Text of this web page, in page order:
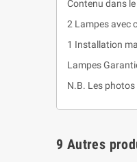
Contenu dans
2 Lampes avec
1 Installation
Lampes
N.B. Les
9 Autres